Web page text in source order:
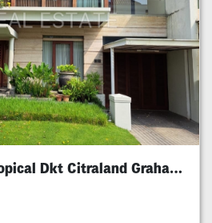
Pakuwon Indah Tropical Dkt Citraland Graha Wiyung